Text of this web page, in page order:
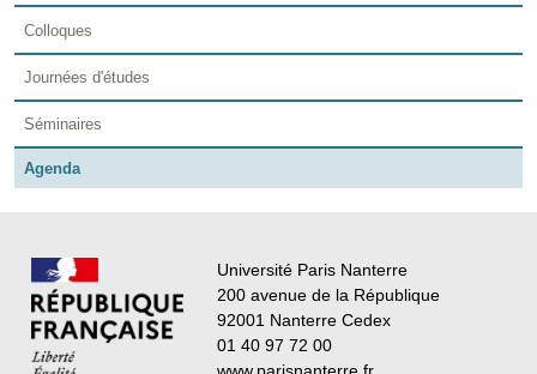
Colloques
Journées d'études
Séminaires
Agenda
Université Paris Nanterre
200 avenue de la République
92001 Nanterre Cedex
01 40 97 72 00